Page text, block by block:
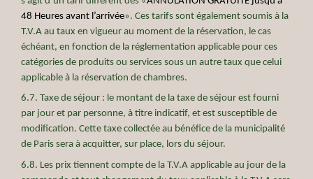
48 Heures avant l’arrivée». Ces tarifs sont également soumis à la
T.V.A au taux en vigueur au moment de la réservation, le cas
échéant, en fonction de la réglementation applicable pour ces
catégories de produits ou services sous un autre taux que celui
applicable à la réservation de chambres.
6.7. Taxe de séjour : le montant de la taxe de séjour est fourni
par jour et par personne, à titre indicatif, et est susceptible de
modification. Cette taxe collectée au bénéfice de la municipalité
de Paris sera à acquitter, sur place, lors du séjour.
6.8. Les prix tiennent compte de la T.V.A applicable au jour de la